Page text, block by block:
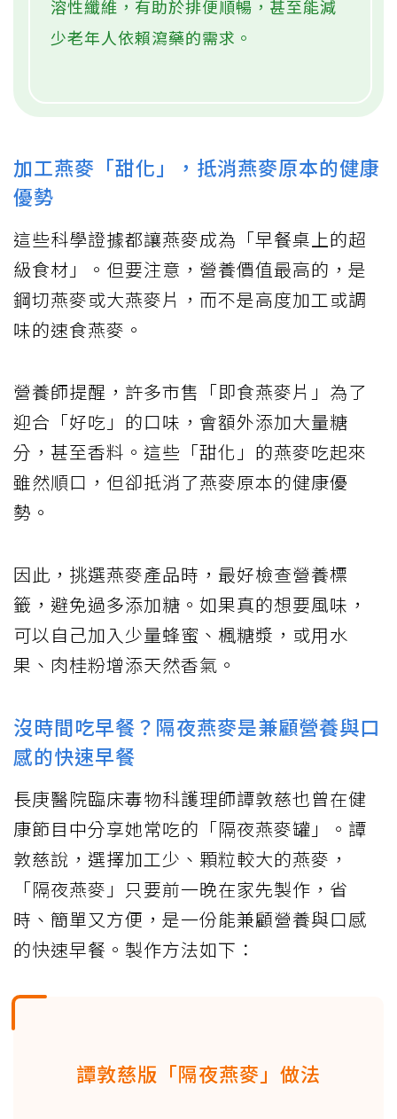
溶性纖維，有助於排便順暢，甚至能減
少老年人依賴瀉藥的需求。
加工燕麥「甜化」，抵消燕麥原本的健康
優勢
這些科學證據都讓燕麥成為「早餐桌上的超
級食材」。但要注意，營養價值最高的，是
鋼切燕麥或大燕麥片，而不是高度加工或調
味的速食燕麥。
營養師提醒，許多市售「即食燕麥片」為了
迎合「好吃」的口味，會額外添加大量糖
分，甚至香料。這些「甜化」的燕麥吃起來
雖然順口，但卻抵消了燕麥原本的健康優
勢。
因此，挑選燕麥產品時，最好檢查營養標
籤，避免過多添加糖。如果真的想要風味，
可以自己加入少量蜂蜜、楓糖漿，或用水
果、肉桂粉增添天然香氣。
沒時間吃早餐？隔夜燕麥是兼顧營養與口
感的快速早餐
長庚醫院臨床毒物科護理師譚敦慈也曾在健
康節目中分享她常吃的「隔夜燕麥罐」。譚
敦慈說，選擇加工少、顆粒較大的燕麥，
「隔夜燕麥」只要前一晚在家先製作，省
時、簡單又方便，是一份能兼顧營養與口感
的快速早餐。製作方法如下：
譚敦慈版「隔夜燕麥」做法